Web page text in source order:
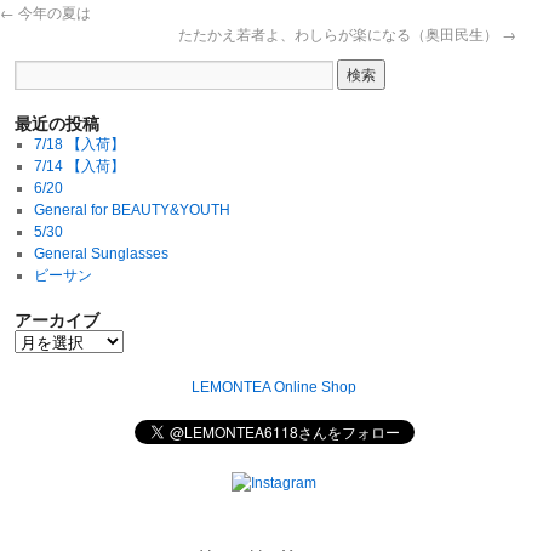
← 今年の夏は
たたかえ若者よ、わしらが楽になる（奥田民生） →
最近の投稿
7/18 【入荷】
7/14 【入荷】
6/20
General for BEAUTY&YOUTH
5/30
General Sunglasses
ビーサン
アーカイブ
LEMONTEA Online Shop